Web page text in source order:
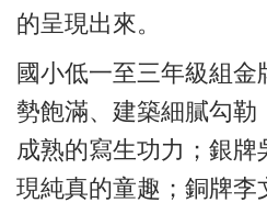
的呈現出來。
國小低一至三年級組
勢飽滿、建築細膩勾勒
成熟的寫生功力；銀
現純真的童趣；銅牌李